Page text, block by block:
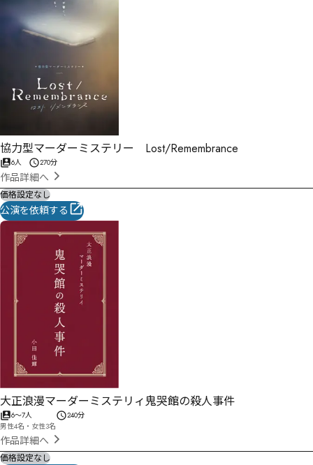
協力型マーダーミステリー Lost/Remembrance
6人 270分
作品詳細へ
価格設定なし
公演を依頼する
大正浪漫マーダーミステリィ鬼哭館の殺人事件
6〜7人
男性4名・女性3名
240分
作品詳細へ
価格設定なし